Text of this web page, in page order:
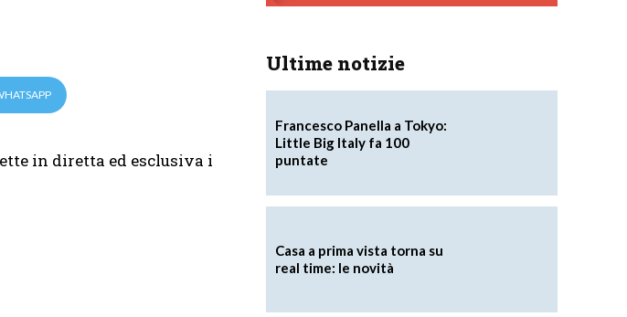
in diretta ed esclusiva i
Ultime notizie
Francesco Panella a Tokyo:
Little Big Italy fa 100
puntate
Casa a prima vista torna su
real time: le novità